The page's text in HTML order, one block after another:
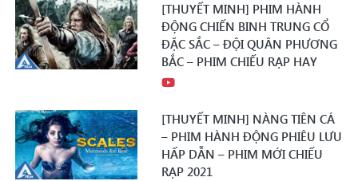
[THUYẾT MINH] PHIM HÀNH
ĐỘNG CHIẾN BINH TRUNG CỔ
ĐẶC SẮC – ĐỘI QUÂN PHƯƠNG
BẮC – PHIM CHIẾU RẠP HAY
[THUYẾT MINH] NÀNG TIÊN CÁ
– PHIM HÀNH ĐỘNG PHIÊU LƯU
HẤP DẪN – PHIM MỚI CHIẾU
RẠP 2021